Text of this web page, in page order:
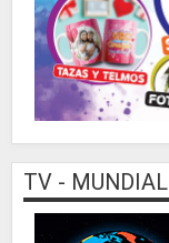
TV - MUNDIAL